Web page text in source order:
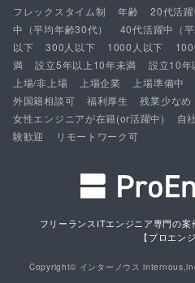
フレックスタイム制 年齢 20代活躍
中（平均年齢30代）
40代活躍中（平
以下
300人以下 1000人以下
満
設立5年以上10年未満 設立10年
上場/非上場
上場企業 上場準備中
外国籍相談可
福利厚生 残業少なめ
女性エンジニアが在籍(or活躍中)
自
験歓迎
リモートワーク可
フリーランスITエンジニア専門の案
【プロエン
Copyright© インターノウス